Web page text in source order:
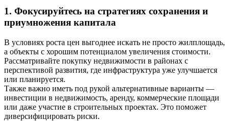
1. Фокусируйтесь на стратегиях сохранения и
приумножения капитала
В условиях роста цен выгоднее искать не просто жилплощадь,
а объекты с хорошим потенциалом увеличения стоимости.
Рассматривайте покупку недвижимости в районах с
перспективой развития, где инфраструктура уже улучшается
или планируется.
Также важно иметь под рукой альтернативные варианты —
инвестиции в недвижимость, аренду, коммерческие площади
или даже участие в строительных проектах. Это поможет
диверсифицировать риски.